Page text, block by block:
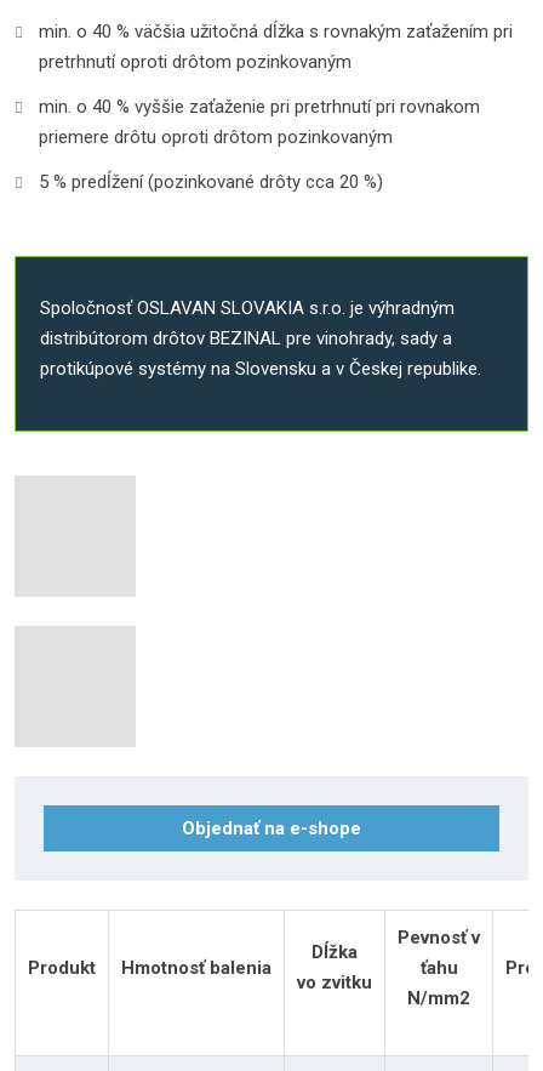
min. o 40 % väčšia užitočná dĺžka s rovnakým zaťažením pri
pretrhnutí oproti drôtom pozinkovaným
min. o 40 % vyššie zaťaženie pri pretrhnutí pri rovnakom
priemere drôtu oproti drôtom pozinkovaným
5 % predĺžení (pozinkované drôty cca 20 %)
Spoločnosť OSLAVAN SLOVAKIA s.r.o. je výhradným
distribútorom drôtov BEZINAL pre vinohrady, sady a
protikúpové systémy na Slovensku a v Českej republike.
Objednať na e-shope
Produkt Hmotnosť balenia
Dĺžka
vo zvitku
Pevnosť v
ťahu
N/mm2